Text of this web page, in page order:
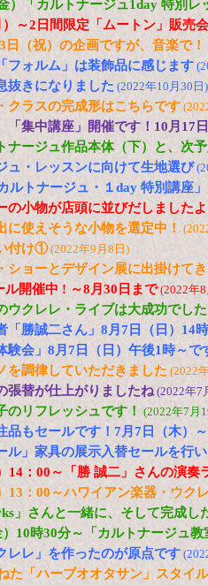
）「カルトナージュ1day 特別レ
）～2日間限定「ムートン」販売
日（祝）の企画ですが、音楽で！
フォルム」は装飾品に感じます
抜きになりました (2022年10月30日)
クラスの完成形はこちらです
「集中講座」開催です！10月17
ナージュ作品本体（下）と、次
ュ・レッスンに向けて生地選び
ルトナージュ・１day 特別講座
の小物が店頭に並びだしましたよ
に使えそうな小物を選定中！
付け①(2022年9月8日)
ショーとデザイン展に出掛けて
ル開催中 ! ～8月30日まで(2022年
ウクレレ・ライブは大成功でし
「勝誠二さん」8月7日（日）14
験会」8月7日（日）午後1時～で
を調律していただきました (2022
張替が仕上がりましたね(2022年7
のリフレッシュです！ (2022年7月
品もセールです！7月7日（木）
ル」家具の展示入替セールを行
14：00～「勝 誠二」さんの演
13：00～ハワイアン楽器・ウク
」さんと一緒に、そして完成し
10時30分～「カルトナージュ
レレ」を作ったのが原点です
た「ハーブオオタサン」スタイル